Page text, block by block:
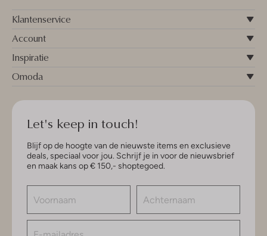
Klantenservice
Account
Inspiratie
Omoda
Let's keep in touch!
Blijf op de hoogte van de nieuwste items en exclusieve
deals, speciaal voor jou. Schrijf je in voor de nieuwsbrief
en maak kans op € 150,- shoptegoed.